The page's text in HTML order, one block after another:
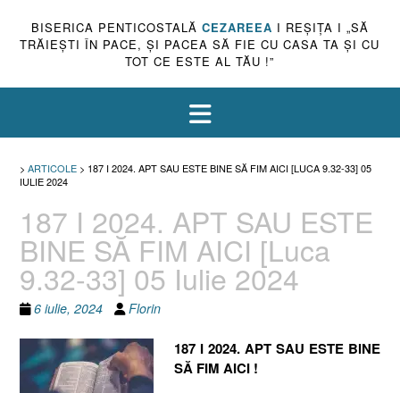
BISERICA PENTICOSTALĂ CEZAREEA I REŞIŢA I „SĂ
TRĂIEŞTI ÎN PACE, ŞI PACEA SĂ FIE CU CASA TA ŞI CU
TOT CE ESTE AL TĂU !”
> ARTICOLE > 187 I 2024. APT SAU ESTE BINE SĂ FIM AICI [LUCA 9.32-33] 05
IULIE 2024
187 I 2024. APT SAU ESTE
BINE SĂ FIM AICI [Luca
9.32-33] 05 Iulie 2024
6 iulie, 2024 Florin
187 I 2024. APT SAU ESTE BINE
SĂ FIM AICI !